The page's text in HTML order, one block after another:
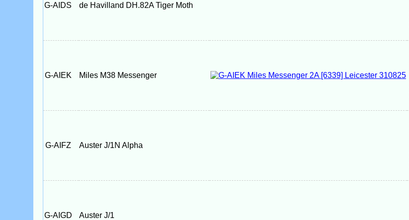
G-AIDS de Havilland DH.82A Tiger Moth
G-AIEK Miles M38 Messenger
G-AIFZ Auster J/1N Alpha
G-AIGD Auster J/1